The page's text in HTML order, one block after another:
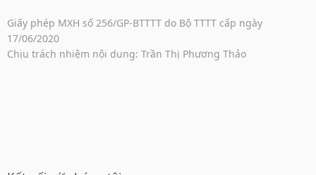
Giấy phép MXH số 256/GP-BTTTT do Bộ TTTT cấp ngày
17/06/2020
Chịu trách nhiệm nội dung: Trần Thị Phương Thảo